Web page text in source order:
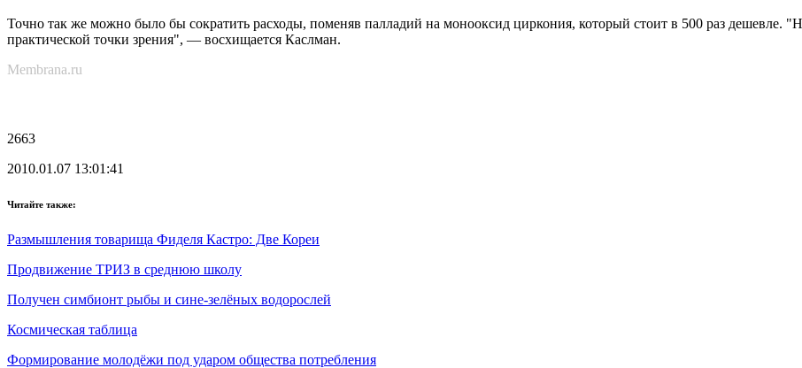
Точно так же можно было бы сократить расходы, поменяв палладий на монооксид циркония, который стоит в 500 раз дешевле.
практической точки зрения", — восхищается Каслман.
Membrana.ru
2663
2010.01.07 13:01:41
Читайте также:
Размышления товарища Фиделя Кастро: Две Кореи
Продвижение ТРИЗ в среднюю школу
Получен симбионт рыбы и сине-зелёных водорослей
Космическая таблица
Формирование молодёжи под ударом общества потребления